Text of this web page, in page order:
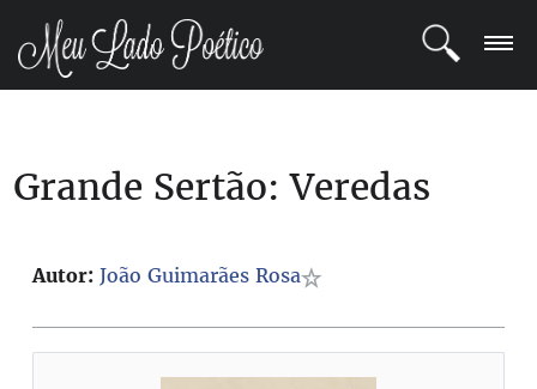
REGISTRO
COMUNIDADE
Grande Sertão: Veredas
Autor: João Guimarães Rosa